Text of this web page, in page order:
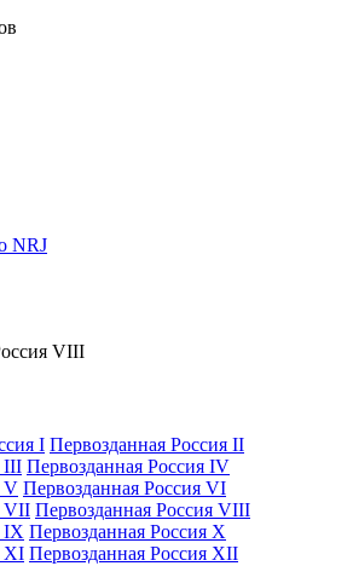
VIII
I Первозданная Россия II
III Первозданная Россия IV
V Первозданная Россия VI
VII Первозданная Россия VIII
IX Первозданная Россия X
XI Первозданная Россия XII